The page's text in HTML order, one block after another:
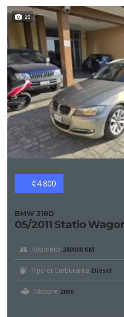
20
€4 800
BMW 318D
05/2011 Statio
Kilometri 280000 KM
Tipo di Carburante Diesel
Motore 2000